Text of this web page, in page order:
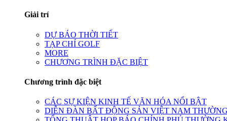
Giải trí
DỰ BÁO THỜI TIẾT
TẠP CHÍ GOLF
MORE
CHƯƠNG TRÌNH ĐẶC BIỆT
Chương trình đặc biệt
CÁC SỰ KIỆN KINH TẾ VĂN HÓA NỔI BẬT
DIỄN ĐÀN BẤT ĐỘNG SẢN VIỆT NAM